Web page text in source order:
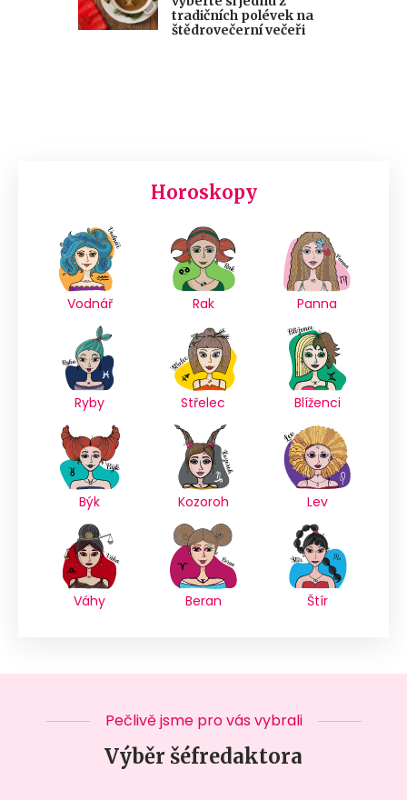
tradičních polévek na
štědrovečerní večeři
Horoskopy
Vodnář Rak Panna
Ryby Střelec Blíženci
Býk Kozoroh Lev
Váhy Beran Štír
Pečlivě jsme pro vás vybrali
Výběr šéfredaktora